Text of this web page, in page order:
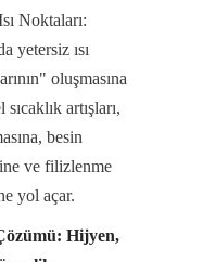
Noktaları:
yetersiz ısı
oluşmasına
artışları,
besin
ve filizlenme
yol açar.
Hijyen,